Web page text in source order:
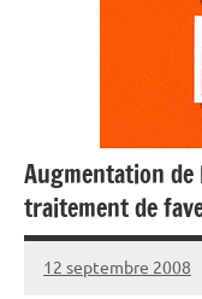
Augmentation
traitement de
12 septembre 2008